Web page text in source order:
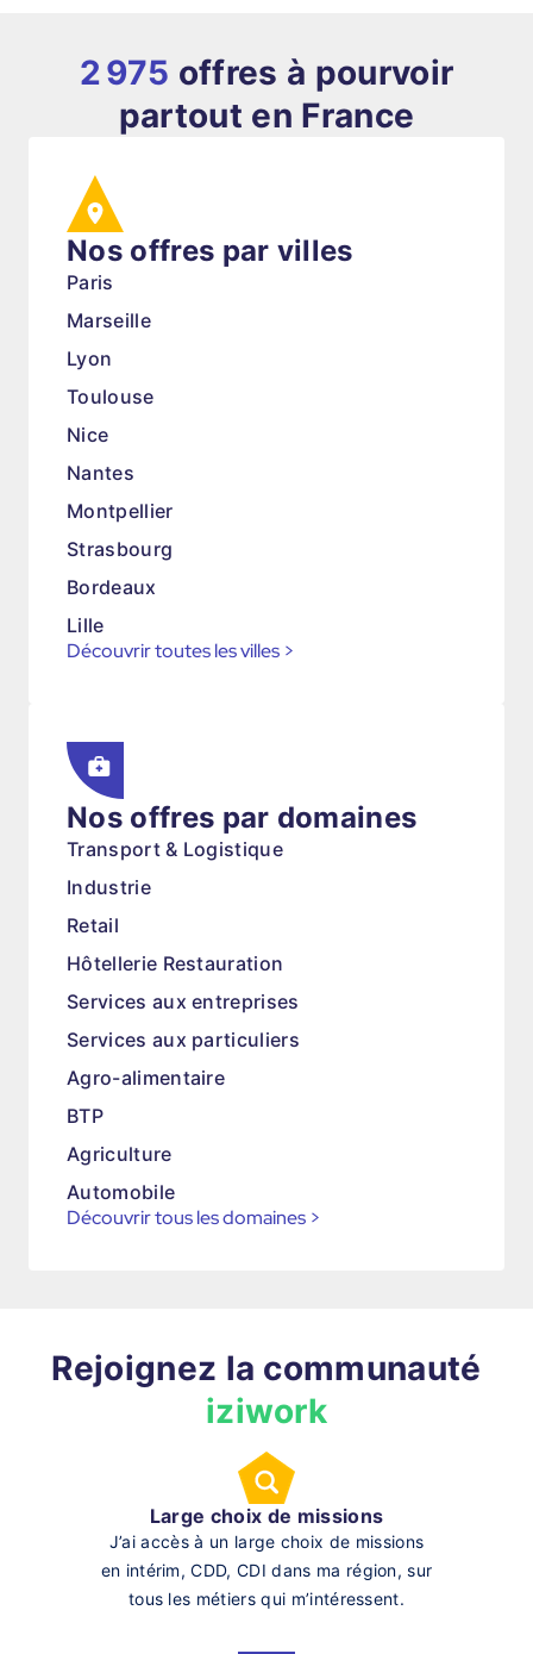
2 975 offres à pourvoir
partout en France
Nos offres par villes
Paris
Marseille
Lyon
Toulouse
Nice
Nantes
Montpellier
Strasbourg
Bordeaux
Lille
Découvrir toutes les villes >
Nos offres par domaines
Transport & Logistique
Industrie
Retail
Hôtellerie Restauration
Services aux entreprises
Services aux particuliers
Agro-alimentaire
BTP
Agriculture
Automobile
Découvrir tous les domaines >
Rejoignez la communauté
iziwork
Large choix de missions
J’ai accès à un large choix de missions
en intérim, CDD, CDI dans ma région, sur
tous les métiers qui m’intéressent.